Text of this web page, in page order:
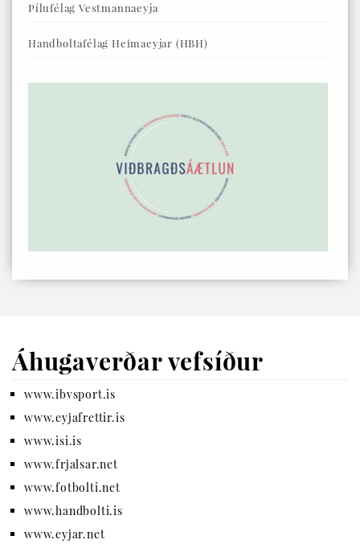
Pílufélag Vestmannaeyja
Handboltafélag Heimaeyjar (HBH)
Áhugaverðar vefsíður
www.ibvsport.is
www.eyjafrettir.is
www.isi.is
www.frjalsar.net
www.fotbolti.net
www.handbolti.is
www.eyjar.net